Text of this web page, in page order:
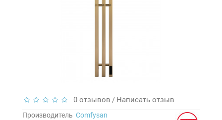
0 отзывов / Написать отзыв
Производитель Comfysan